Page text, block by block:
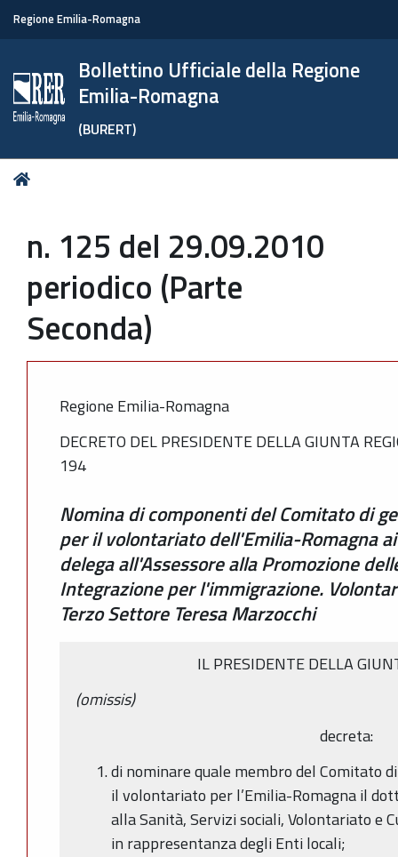
Regione Emilia-Romagna
Bollettino Ufficiale della Regione
Emilia-Romagna
(BURERT)
Tu
n. 125 del 29.09.2010
periodico (Parte
Seconda)
Regione Emilia-Romagna
DECRETO DEL PRESIDENTE DELLA GIUNTA
194
Nomina di componenti del Comitato di
per il volontariato dell'Emilia-Romagna
delega all'Assessore alla Promozione
Integrazione per l'immigrazione.
Terzo Settore Teresa Marzocchi
IL PRESIDENTE DELLA
(omissis)
decreta:
di nominare quale membro del Comitato
il volontariato per l’Emilia-Romagna il
alla Sanità, Servizi sociali, Volontariato e
in rappresentanza degli Enti locali;